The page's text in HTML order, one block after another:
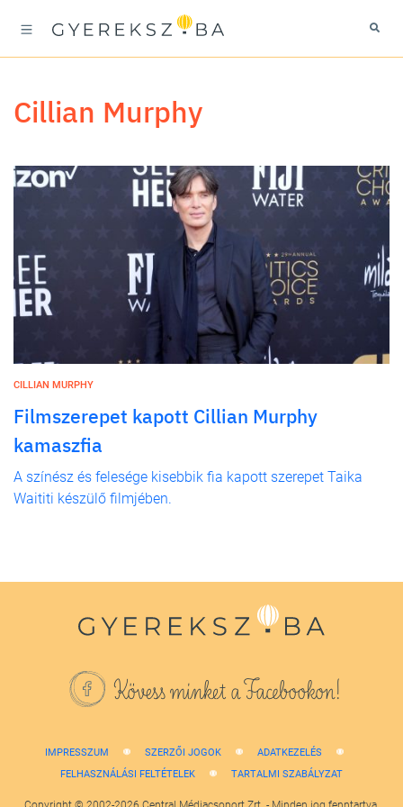
Cillian Murphy
CILLIAN MURPHY
Filmszerepet kapott Cillian Murphy
kamaszfia
A színész és felesége kisebbik fia kapott szerepet Taika
Waititi készülő filmjében.
Kövess minket a Facebookon!
IMPRESSZUM SZERZŐI JOGOK
ADATKEZELÉS
FELHASZNÁLÁSI FELTÉTELEK
TARTALMI SZABÁLYZAT